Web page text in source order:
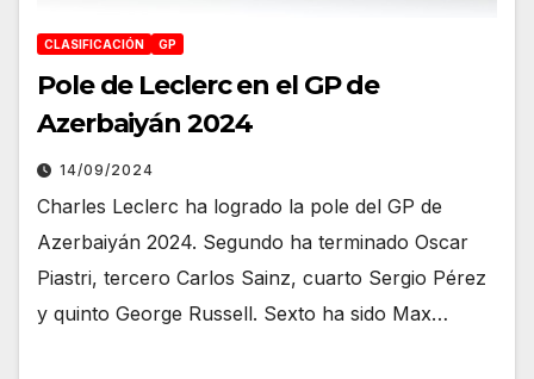
CLASIFICACIÓN GP
Pole de Leclerc en el GP de
Azerbaiyán 2024
14/09/2024
Charles Leclerc ha logrado la pole del GP de
Azerbaiyán 2024. Segundo ha terminado Oscar
Piastri, tercero Carlos Sainz, cuarto Sergio Pérez
y quinto George Russell. Sexto ha sido Max…